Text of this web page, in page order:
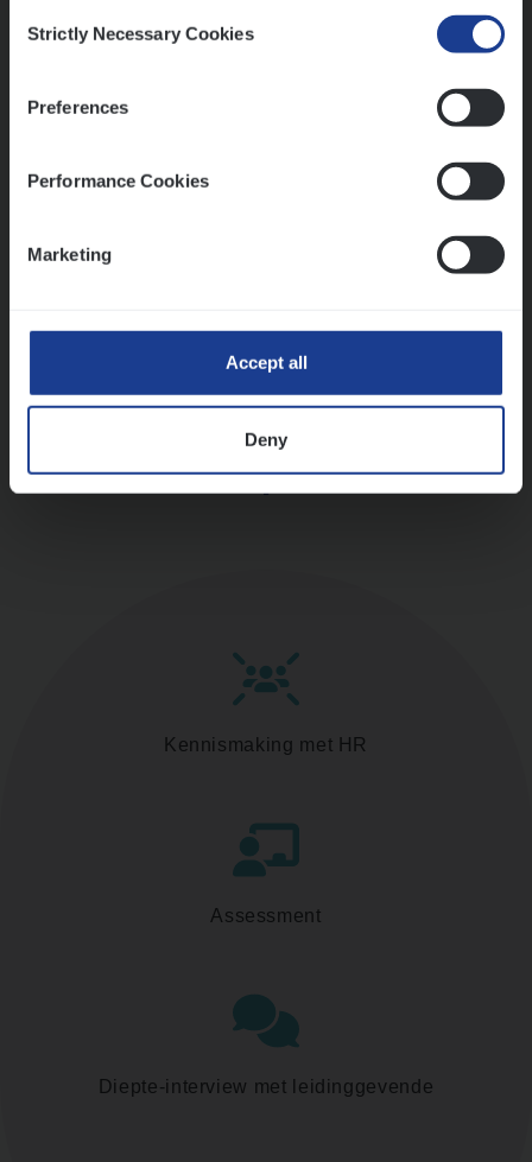
Selection
Strictly Necessary Cookies
Preferences
Performance Cookies
Marketing
Accept all
Deny
Vorige Volgende
Mathias houdt van diepgaande dossiers én droge
Thalia zoekt graag oplossingen, in games én op het
Ons sollicitatieproces
Kennismaking met HR
Assessment
Diepte-interview met leidinggevende